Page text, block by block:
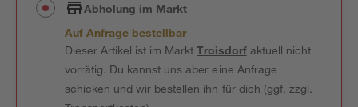
Abholung im Markt
Auf Anfrage bestellbar
Dieser Artikel ist im MarktTroisdorfaktuell nicht
vorrätig. Du kannst uns aber eine Anfrage
schicken und wir bestellen ihn für dich (ggf. zzgl.